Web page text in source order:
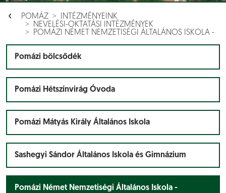
POMÁZ
INTÉZMÉNYEINK
NEVELÉSI-OKTATÁSI INTÉZMÉNYEK
POMÁZI NÉMET NEMZETISÉGI ÁLTALÁNOS ISKOLA -
Pomázi bölcsődék
Pomázi Hétszínvirág Óvoda
Pomázi Mátyás Király Általános Iskola
Sashegyi Sándor Általános Iskola és Gimnázium
Pomázi Német Nemzetiségi Általános Iskola -